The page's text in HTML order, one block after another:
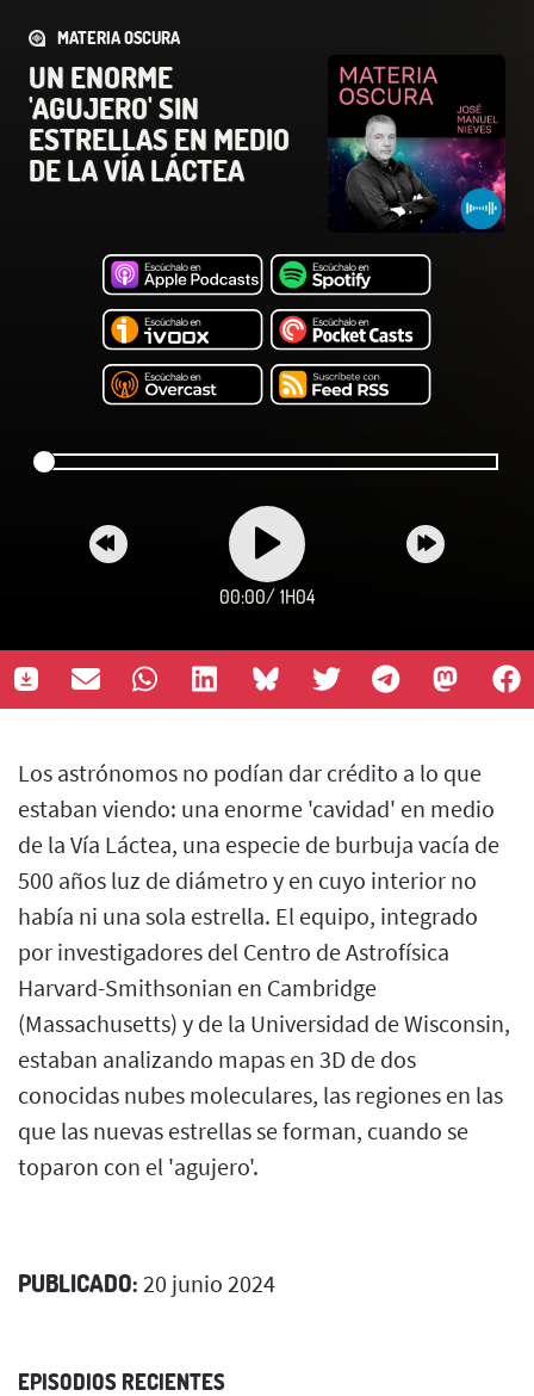
MATERIA OSCURA
UN ENORME
'AGUJERO' SIN
ESTRELLAS EN MEDIO
DE LA VÍA LÁCTEA
00:00/ 1H04
Los astrónomos no podían dar crédito a lo que
estaban viendo: una enorme 'cavidad' en medio
de la Vía Láctea, una especie de burbuja vacía de
500 años luz de diámetro y en cuyo interior no
había ni una sola estrella. El equipo, integrado
por investigadores del Centro de Astrofísica
Harvard-Smithsonian en Cambridge
(Massachusetts) y de la Universidad de Wisconsin,
estaban analizando mapas en 3D de dos
conocidas nubes moleculares, las regiones en las
que las nuevas estrellas se forman, cuando se
toparon con el 'agujero'.
PUBLICADO: 20 junio 2024
EPISODIOS RECIENTES